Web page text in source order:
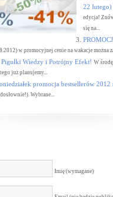
22 lutego)
edycja!
się na...
w promocyjnej cenie na wakacje można
Wiedzy i Potrójny Efekt! W
już planujemy...
promocja bestsellerów
Wybrane...
Imię (wymagane)